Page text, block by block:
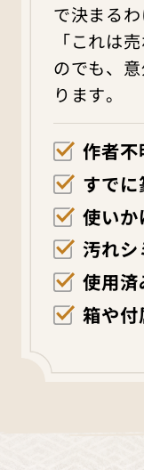
で決まるわ
「これは
のでも、
ります。
作者不
すで
使いか
汚れシ
使用済
箱や付